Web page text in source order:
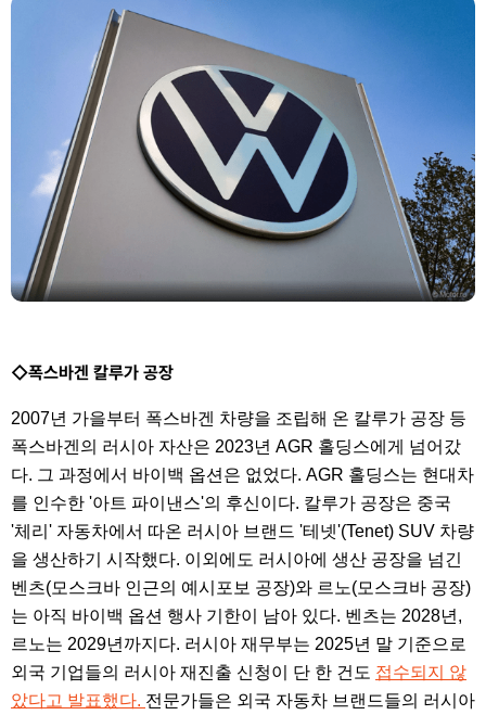
◇폭스바겐 칼루가 공장
2007년 가을부터 폭스바겐 차량을 조립해 온 칼루가 공장 등
폭스바겐의 러시아 자산은 2023년 AGR 홀딩스에게 넘어갔
다. 그 과정에서 바이백 옵션은 없었다. AGR 홀딩스는 현대차
를 인수한 '아트 파이낸스'의 후신이다. 칼루가 공장은 중국
'체리' 자동차에서 따온 러시아 브랜드 '테넷'(Tenet) SUV 차량
을 생산하기 시작했다. 이외에도 러시아에 생산 공장을 넘긴
벤츠(모스크바 인근의 예시포보 공장)와 르노(모스크바 공장)
는 아직 바이백 옵션 행사 기한이 남아 있다. 벤츠는 2028년,
르노는 2029년까지다. 러시아 재무부는 2025년 말 기준으로
외국 기업들의 러시아 재진출 신청이 단 한 건도 접수되지 않
았다고 발표했다. 전문가들은 외국 자동차 브랜드들의 러시아